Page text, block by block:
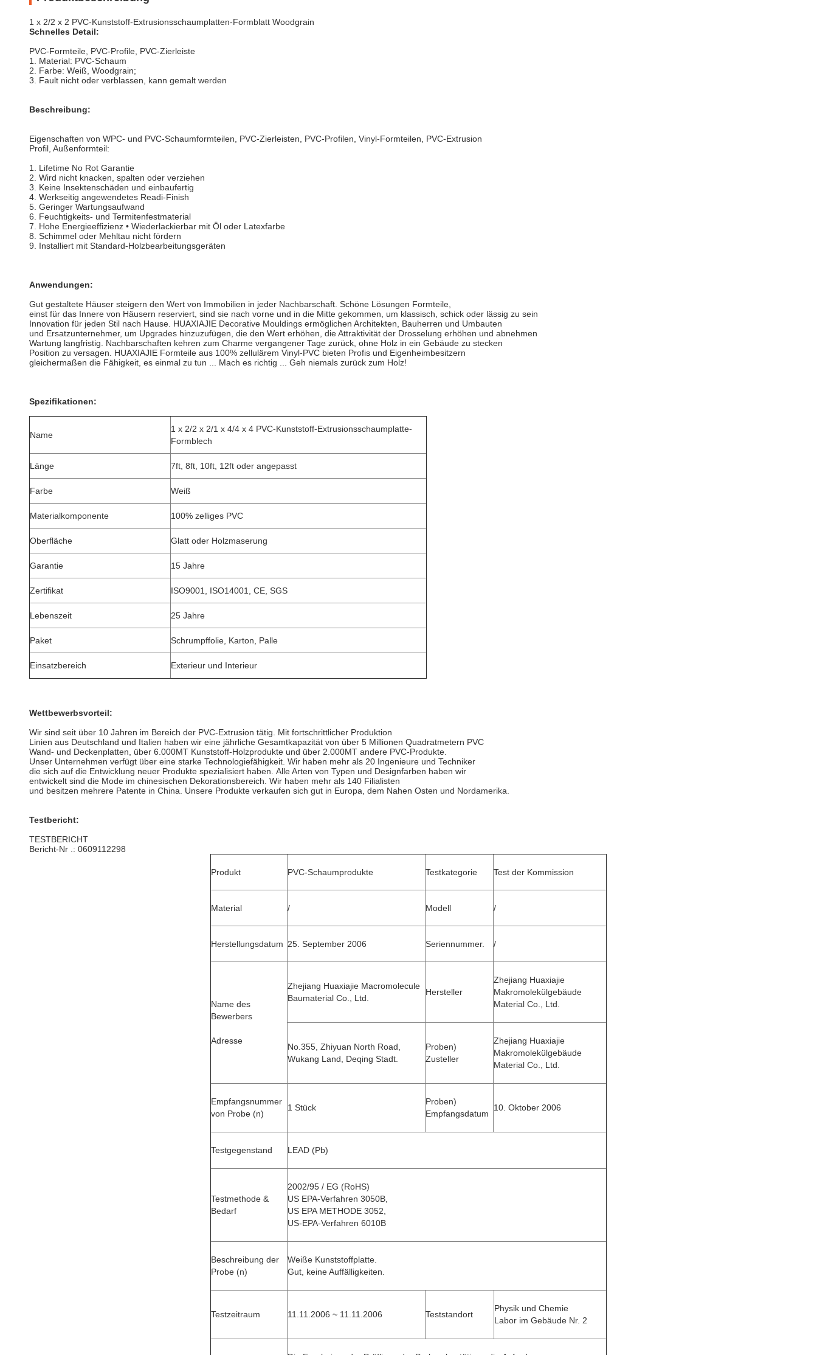
1 x 2/2 x 2 PVC-Kunststoff-Extrusionsschaumplatten-Formblatt Woodgrain
Schnelles Detail:
PVC-Formteile, PVC-Profile, PVC-Zierleiste
1. Material: PVC-Schaum
2. Farbe: Weiß, Woodgrain;
3. Fault nicht oder verblassen, kann gemalt werden
Beschreibung:
Eigenschaften von WPC- und PVC-Schaumformteilen, PVC-Zierleisten, PVC-Profilen, Vinyl-Formteilen, PVC-Extrusion
Profil, Außenformteil:
1. Lifetime No Rot Garantie
2. Wird nicht knacken, spalten oder verziehen
3. Keine Insektenschäden und einbaufertig
4. Werkseitig angewendetes Readi-Finish
5. Geringer Wartungsaufwand
6. Feuchtigkeits- und Termitenfestmaterial
7. Hohe Energieeffizienz • Wiederlackierbar mit Öl oder Latexfarbe
8. Schimmel oder Mehltau nicht fördern
9. Installiert mit Standard-Holzbearbeitungsgeräten
Anwendungen:
Gut gestaltete Häuser steigern den Wert von Immobilien in jeder Nachbarschaft. Schöne Lösungen Formteile,
einst für das Innere von Häusern reserviert, sind sie nach vorne und in die Mitte gekommen, um klassisch, schick oder lässig zu sein
Innovation für jeden Stil nach Hause. HUAXIAJIE Decorative Mouldings ermöglichen Architekten, Bauherren und Umbauten
und Ersatzunternehmer, um Upgrades hinzuzufügen, die den Wert erhöhen, die Attraktivität der Drosselung erhöhen und abnehmen
Wartung langfristig.
Nachbarschaften kehren zum Charme vergangener Tage zurück, ohne Holz in ein Gebäude zu stecken
Position zu versagen.
HUAXIAJIE Formteile aus 100% zellulärem Vinyl-PVC bieten Profis und Eigenheimbesitzern
gleichermaßen die Fähigkeit, es einmal zu tun ... Mach es richtig ... Geh niemals zurück zum Holz!
Spezifikationen:
Name
1 x 2/2 x 2/1 x 4/4 x 4 PVC-Kunststoff-Extrusionsschaumplatte-
Formblech
Länge 7ft, 8ft, 10ft, 12ft oder angepasst
Farbe Weiß
Materialkomponente 100% zelliges PVC
Oberfläche Glatt oder Holzmaserung
Garantie 15 Jahre
Zertifikat ISO9001, ISO14001, CE, SGS
Lebenszeit 25 Jahre
Paket Schrumpffolie, Karton, Palle
Einsatzbereich Exterieur und Interieur
Wettbewerbsvorteil:
Wir sind seit über 10 Jahren im Bereich der PVC-Extrusion tätig.
Mit fortschrittlicher Produktion
Linien aus Deutschland und Italien haben wir eine jährliche Gesamtkapazität von über 5 Millionen Quadratmetern PVC
Wand- und Deckenplatten, über 6.000MT Kunststoff-Holzprodukte und über 2.000MT andere PVC-Produkte.
Unser Unternehmen verfügt über eine starke Technologiefähigkeit. Wir haben mehr als 20 Ingenieure und Techniker
die sich auf die Entwicklung neuer Produkte spezialisiert haben. Alle Arten von Typen und Designfarben haben wir
entwickelt sind die Mode im chinesischen Dekorationsbereich. Wir haben mehr als 140 Filialisten
und besitzen mehrere Patente in China.
Unsere Produkte verkaufen sich gut in Europa, dem Nahen Osten und Nordamerika.
Testbericht:
TESTBERICHT
Bericht-Nr .: 0609112298
Produkt PVC-Schaumprodukte Testkategorie Test der Kommission
Material / Modell /
Herstellungsdatum 25. September 2006 Seriennummer. /
Name des
Bewerbers
Adresse
Zhejiang Huaxiajie Macromolecule
Baumaterial Co., Ltd.
Hersteller
Zhejiang Huaxiajie
Makromolekülgebäude
Material Co., Ltd.
No.355, Zhiyuan North Road,
Wukang Land, Deqing Stadt.
Proben)
Zusteller
Zhejiang Huaxiajie
Makromolekülgebäude
Material Co., Ltd.
Empfangsnummer
von Probe (n)
1 Stück
Proben)
Empfangsdatum
10. Oktober 2006
Testgegenstand LEAD (Pb)
Testmethode &
Bedarf
2002/95 / EG (RoHS)
US EPA-Verfahren 3050B,
US EPA METHODE 3052,
US-EPA-Verfahren 6010B
Beschreibung der
Probe (n)
Weiße Kunststoffplatte.
Gut, keine Auffälligkeiten.
Testzeitraum 11.11.2006 ~ 11.11.2006 Teststandort
Physik und Chemie
Labor im Gebäude Nr. 2